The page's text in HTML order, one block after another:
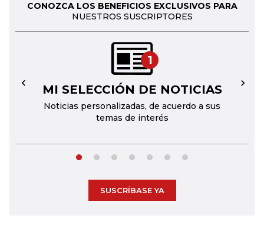
CONOZCA LOS BENEFICIOS EXCLUSIVOS PARA
NUESTROS SUSCRIPTORES
1
MI SELECCIÓN DE NOTICIAS
Noticias personalizadas, de acuerdo a sus
temas de interés
← →
SUSCRÍBASE YA